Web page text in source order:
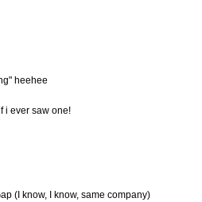
heehee
i ever saw one!
(I know, I know, same company)